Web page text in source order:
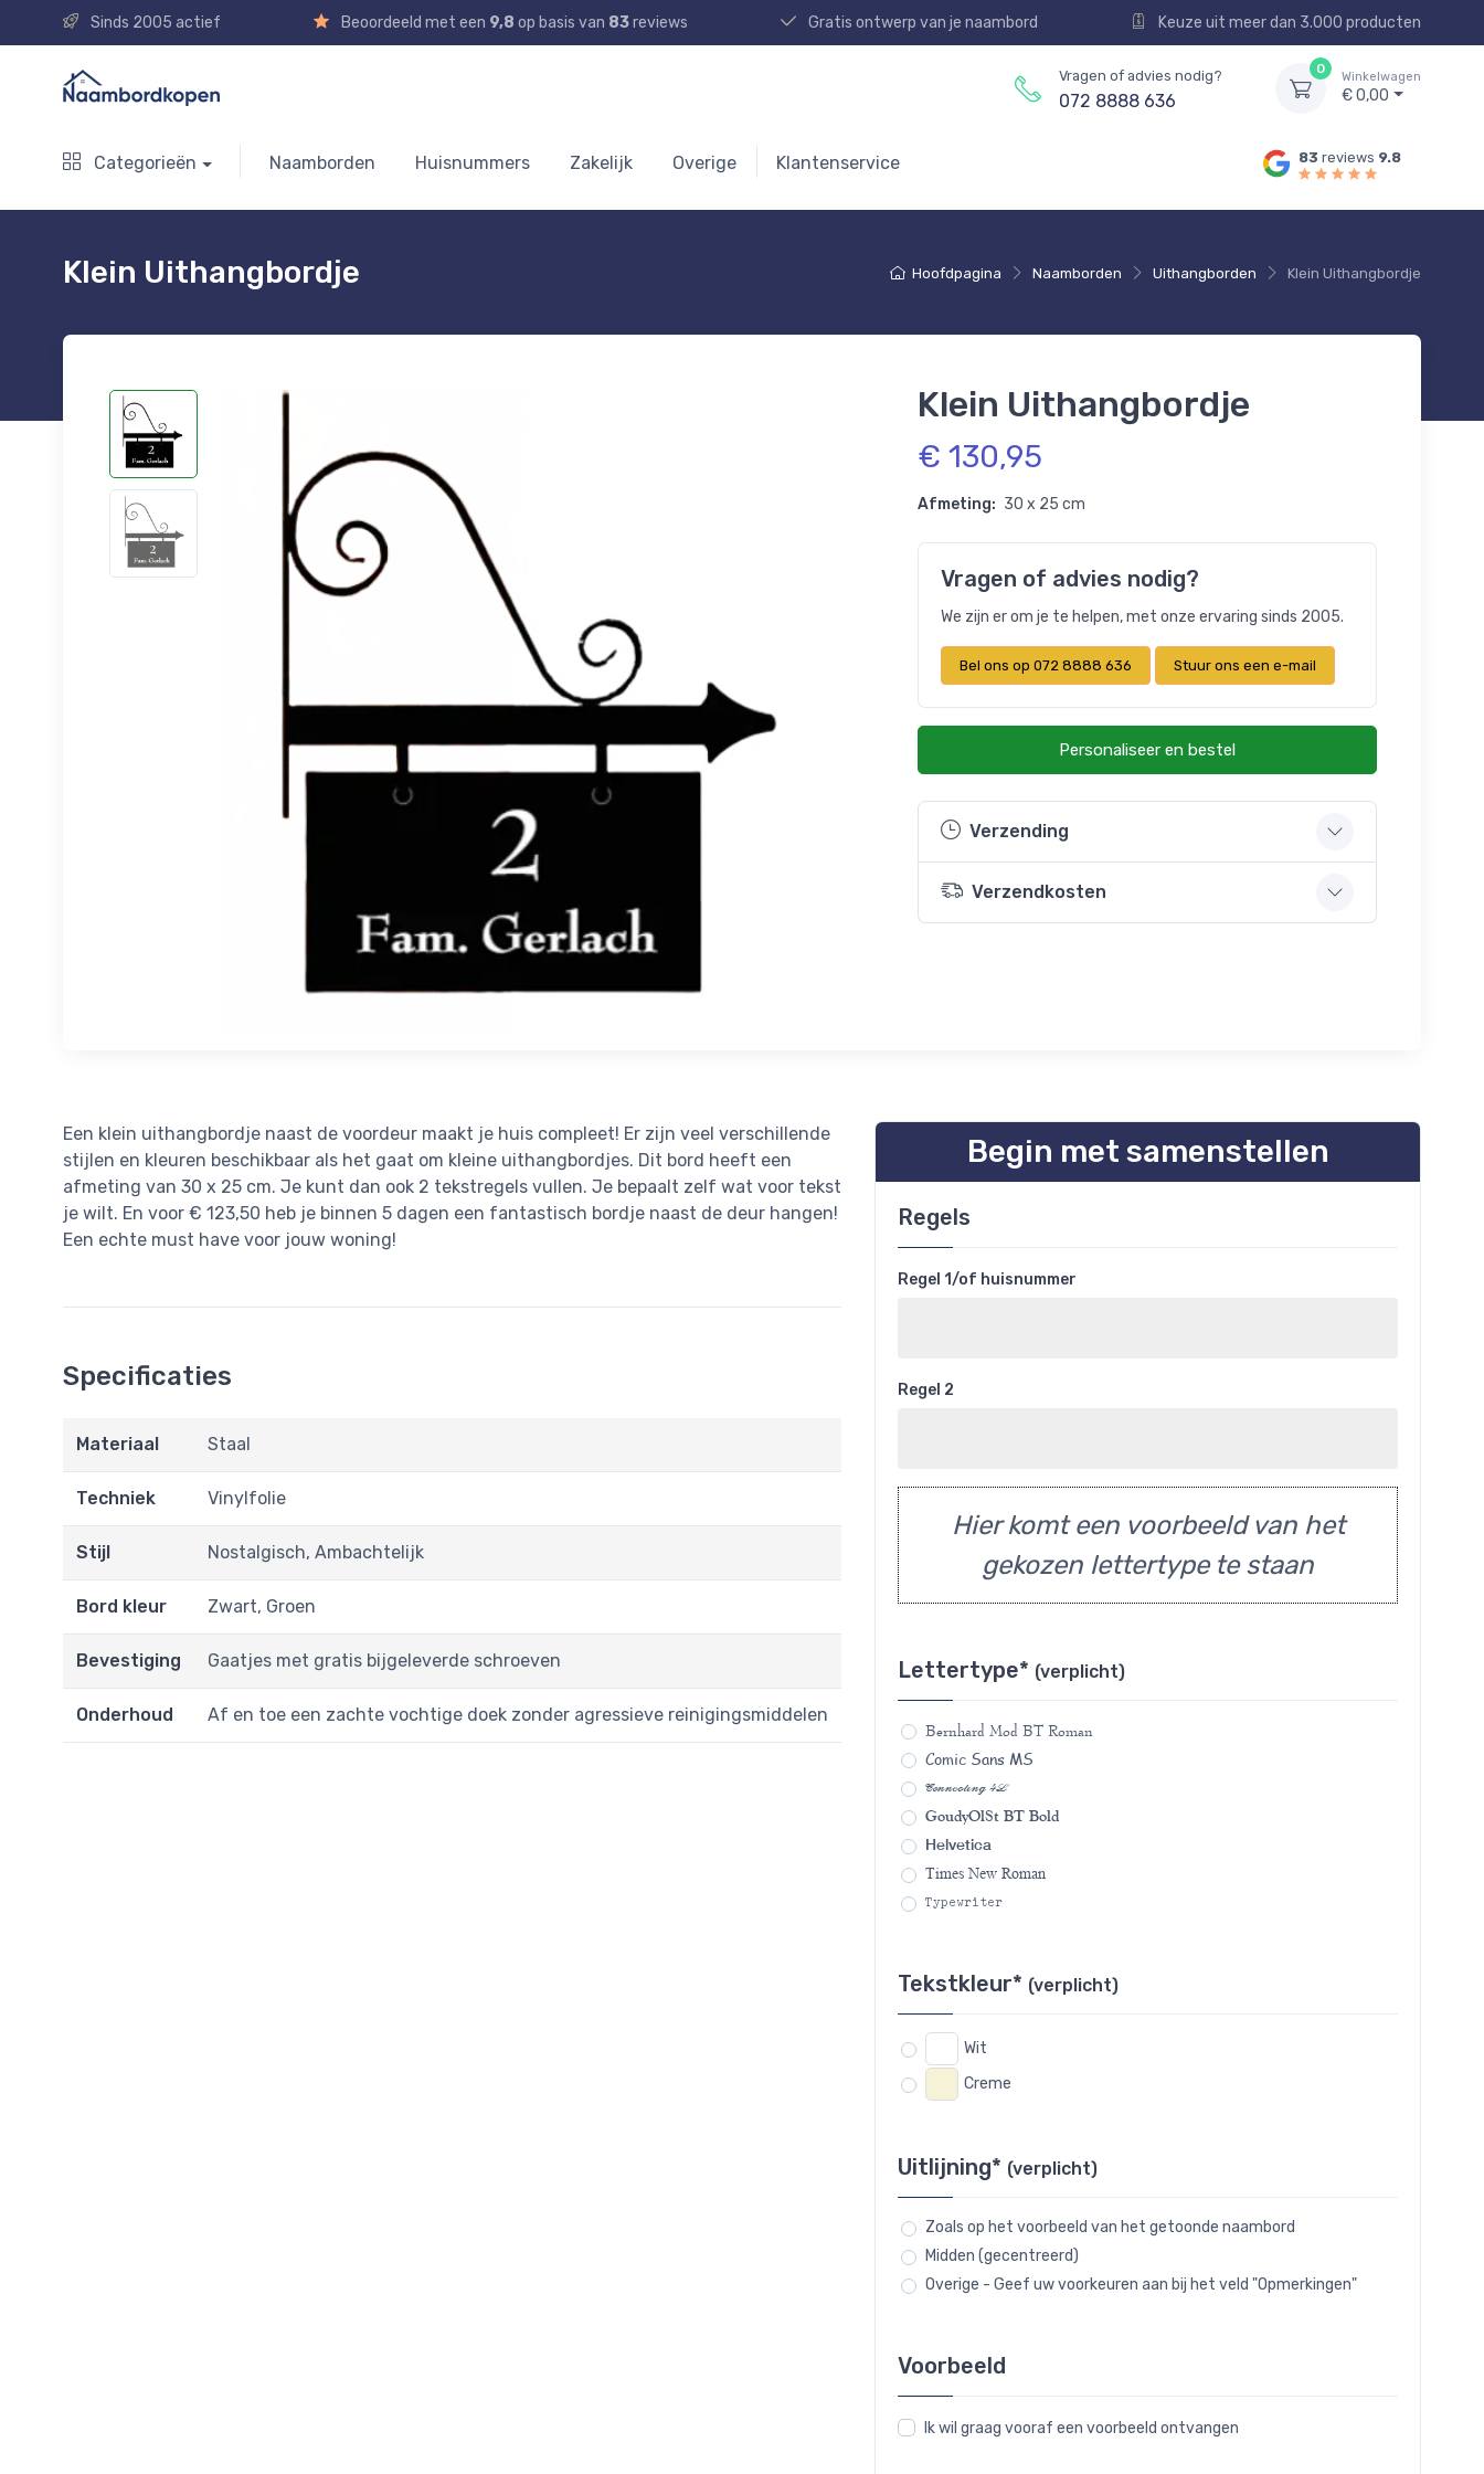
Sinds 2005 actief Beoordeeld met een 9,8 op basis van 83reviews Gratis ontwerp van je naambord Keuze uit meer dan 3.000 producten
Vragen of advies nodig?
072 8888 636
0
Winkelwagen
€ 0,00
Categorieën Naamborden Huisnummers Zakelijk Overige Klantenservice 83 reviews 9.8
Hoofdpagina Naamborden Uithangborden Klein Uithangbordje
Klein Uithangbordje
Klein Uithangbordje
€ 130,95
Afmeting: 30 x 25 cm
Vragen of advies nodig?
We zijn er om je te helpen, met onze ervaring sinds 2005.
Bel ons op 072 8888 636 Stuur ons een e-mail
Personaliseer en bestel
Verzending
Verzendkosten
Een klein uithangbordje naast de voordeur maakt je huis compleet! Er zijn veel verschillende
stijlen en kleuren beschikbaar als het gaat om kleine uithangbordjes. Dit bord heeft een
afmeting van 30 x 25 cm. Je kunt dan ook 2 tekstregels vullen. Je bepaalt zelf wat voor tekst
je wilt. En voor € 123,50 heb je binnen 5 dagen een fantastisch bordje naast de deur hangen!
Een echte must have voor jouw woning!
Specificaties
Materiaal Staal
Techniek Vinylfolie
Stijl Nostalgisch, Ambachtelijk
Bord kleur Zwart, Groen
Bevestiging Gaatjes met gratis bijgeleverde schroeven
Onderhoud Af en toe een zachte vochtige doek zonder agressieve reinigingsmiddelen
Begin met samenstellen
Regels
Regel 1/of huisnummer
Regel 2
Hier komt een voorbeeld van het
gekozen lettertype te staan
Lettertype* (verplicht)
Bernhard Mod BT Roman
Comic Sans MS
Connecting 4L
GoudyOlSt BT Bold
Helvetica
Times New Roman
Typewriter
Tekstkleur* (verplicht)
Wit
Creme
Uitlijning* (verplicht)
Zoals op het voorbeeld van het getoonde naambord
Midden (gecentreerd)
Overige - Geef uw voorkeuren aan bij het veld "Opmerkingen"
Voorbeeld
Ik wil graag vooraf een voorbeeld ontvangen